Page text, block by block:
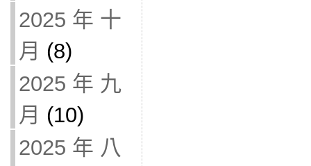
2025 年 十
月 (8)
2025 年 九
月 (10)
2025 年 八